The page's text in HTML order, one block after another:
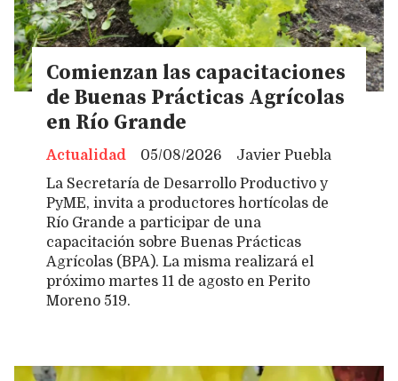
Comienzan las capacitaciones
de Buenas Prácticas Agrícolas
en Río Grande
Javier Puebla
Actualidad
05/08/2026
La Secretaría de Desarrollo Productivo y
PyME, invita a productores hortícolas de
Río Grande a participar de una
capacitación sobre Buenas Prácticas
Agrícolas (BPA). La misma realizará el
próximo martes 11 de agosto en Perito
Moreno 519.